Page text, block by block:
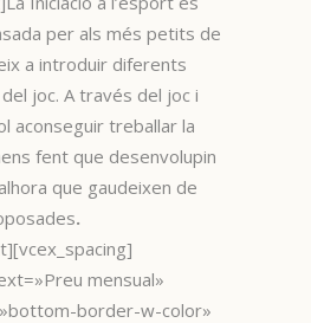
per als més petits de
a introduir diferents
joc. A través del joc i
aconseguir treballar la
fent que desenvolupin
que gaudeixen de
.
mensual»
border-w-color»